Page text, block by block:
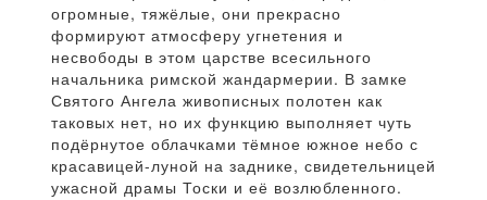
огромные, тяжёлые, они прекрасно
формируют атмосферу угнетения и
несвободы в этом царстве всесильного
начальника римской жандармерии. В замке
Святого Ангела живописных полотен как
таковых нет, но их функцию выполняет чуть
подёрнутое облачками тёмное южное небо с
красавицей-луной на заднике, свидетельницей
ужасной драмы Тоски и её возлюбленного.